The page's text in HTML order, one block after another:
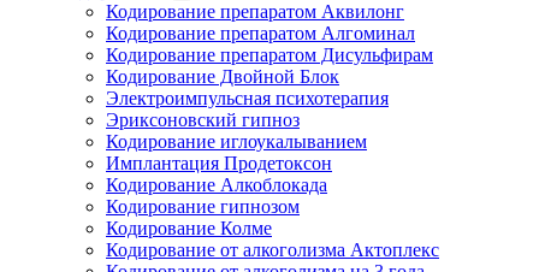
Кодирование препаратом Аквилонг
Кодирование препаратом Алгоминал
Кодирование препаратом Дисульфирам
Кодирование Двойной Блок
Электроимпульсная психотерапия
Эриксоновский гипноз
Кодирование иглоукалыванием
Имплантация Продетоксон
Кодирование Алкоблокада
Кодирование гипнозом
Кодирование Колме
Кодирование от алкоголизма Актоплекс